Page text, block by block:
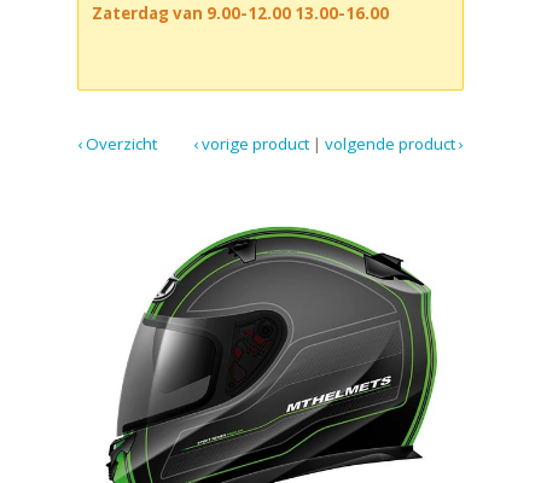
Zaterdag van 9.00-12.00 13.00-16.00
‹ Overzicht volgende product ›
|
‹ vorige product